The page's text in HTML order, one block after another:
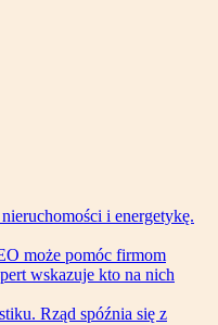
i energetykę.
może pomóc firmom
wskazuje kto na nich
Rząd spóźnia się z